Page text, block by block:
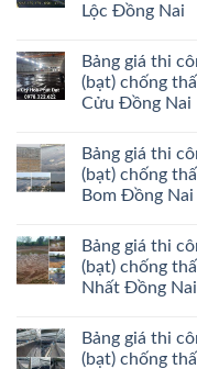
Lộc Đồng Nai
Bảng giá thi
(bạt) chống
Cửu Đồng Nai
Bảng giá thi
(bạt) chống
Bom Đồng Nai
Bảng giá thi
(bạt) chống
Nhất Đồng Nai
Bảng giá thi
(bạt) chống